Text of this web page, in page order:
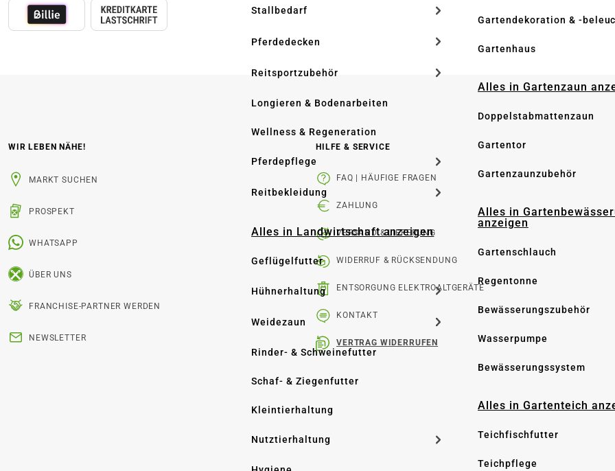
Stallbedarf
Pferdedecken
Reitsportzubehör
Longieren & Bodenarbeiten
Wellness & Regeneration
Pferdepflege
Reitbekleidung
Alles in Landwirtschaft anzeigen
Geflügelfutter
Hühnerhaltung
Weidezaun
Rinder- & Schweinefutter
Schaf- & Ziegenfutter
Kleintierhaltung
Nutztierhaltung
Gartendekoration & -
Gartenhaus
Alles in Gartenzaun
Doppelstabmattenzaun
Gartentor
Gartenzaunzubehör
Alles in
anzeigen
Gartenschlauch
Regentonne
Bewässerungszubehör
Wasserpumpe
Bewässerungssystem
Alles in Gartenteich
Teichfischfutter
Teichpflege
WIR LEBEN NÄHE!
MARKT SUCHEN
PROSPEKT
WHATSAPP
ÜBER UNS
FRANCHISE-PARTNER WERDEN
NEWSLETTER
HILFE & SERVICE
FAQ | HÄUFIGE FRAGEN
ZAHLUNG
VERSAND & LIEFERUNG
WIDERRUF & RÜCKSENDUNG
ENTSORGUNG ELEKTROALTGERÄTE
KONTAKT
VERTRAG WIDERRUFEN